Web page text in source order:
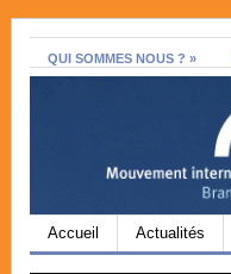
QUI SOMMES NOUS ? »
Accueil Actualités
Hover over the images